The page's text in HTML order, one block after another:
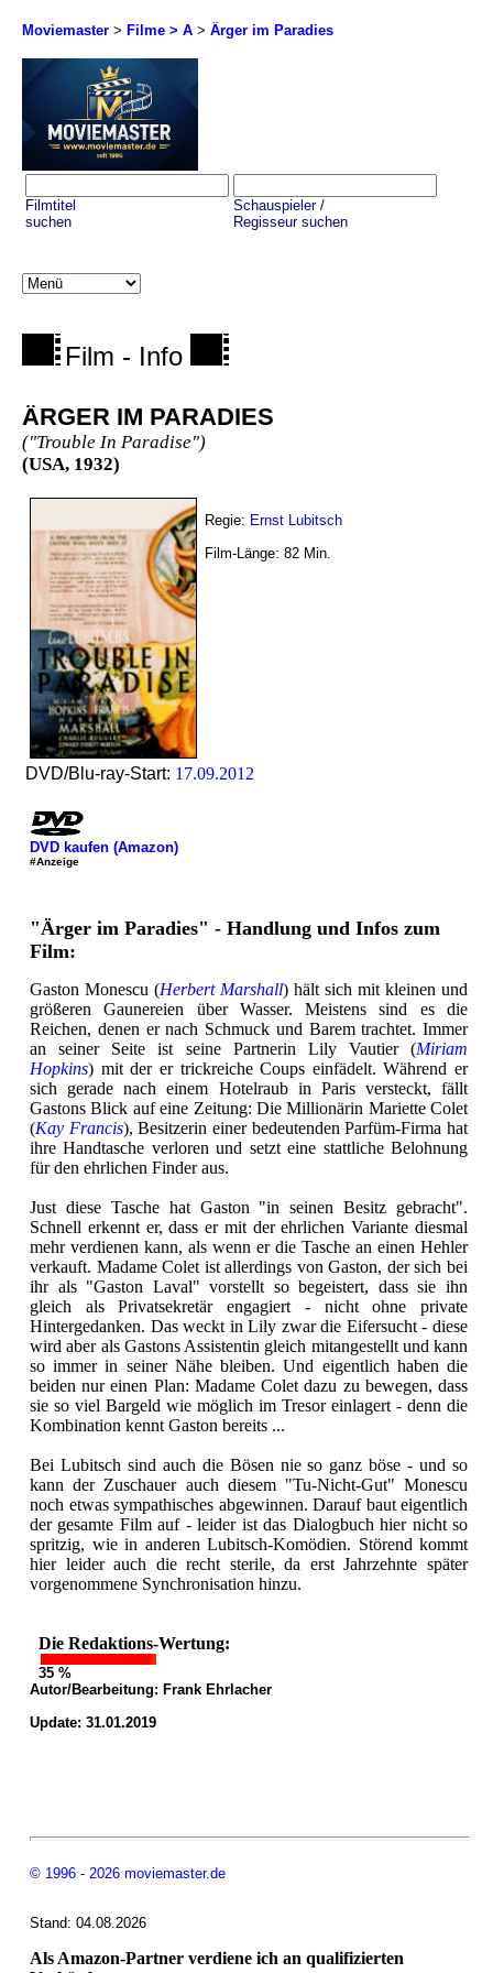
Moviemaster > Filme > A > Ärger im Paradies
Filmtitel
suchen
Schauspieler /
Regisseur suchen
Film - Info
ÄRGER IM PARADIES
("Trouble In Paradise")
(USA, 1932)
Regie: Ernst Lubitsch
Film-Länge: 82 Min.
DVD/Blu-ray-Start: 17.09.2012
DVD kaufen (Amazon)
#Anzeige
"Ärger im Paradies" - Handlung und Infos zum
Film:
Gaston Monescu (Herbert Marshall) hält sich mit kleinen und
größeren Gaunereien über Wasser. Meistens sind es die
Reichen, denen er nach Schmuck und Barem trachtet. Immer
an seiner Seite ist seine Partnerin Lily Vautier (Miriam
Hopkins) mit der er trickreiche Coups einfädelt. Während er
sich gerade nach einem Hotelraub in Paris versteckt, fällt
Gastons Blick auf eine Zeitung: Die Millionärin Mariette Colet
(Kay Francis), Besitzerin einer bedeutenden Parfüm-Firma hat
ihre Handtasche verloren und setzt eine stattliche Belohnung
für den ehrlichen Finder aus.
Just diese Tasche hat Gaston "in seinen Besitz gebracht".
Schnell erkennt er, dass er mit der ehrlichen Variante diesmal
mehr verdienen kann, als wenn er die Tasche an einen Hehler
verkauft. Madame Colet ist allerdings von Gaston, der sich bei
ihr als "Gaston Laval" vorstellt so begeistert, dass sie ihn
gleich als Privatsekretär engagiert - nicht ohne private
Hintergedanken. Das weckt in Lily zwar die Eifersucht - diese
wird aber als Gastons Assistentin gleich mitangestellt und kann
so immer in seiner Nähe bleiben. Und eigentlich haben die
beiden nur einen Plan: Madame Colet dazu zu bewegen, dass
sie so viel Bargeld wie möglich im Tresor einlagert - denn die
Kombination kennt Gaston bereits ...
Bei Lubitsch sind auch die Bösen nie so ganz böse - und so
kann der Zuschauer auch diesem "Tu-Nicht-Gut" Monescu
noch etwas sympathisches abgewinnen. Darauf baut eigentlich
der gesamte Film auf - leider ist das Dialogbuch hier nicht so
spritzig, wie in anderen Lubitsch-Komödien. Störend kommt
hier leider auch die recht sterile, da erst Jahrzehnte später
vorgenommene Synchronisation hinzu.
Die Redaktions-Wertung:
35 %
Autor/Bearbeitung: Frank Ehrlacher
Update: 31.01.2019
© 1996 - 2026 moviemaster.de
Stand: 04.08.2026
Als Amazon-Partner verdiene ich an qualifizierten